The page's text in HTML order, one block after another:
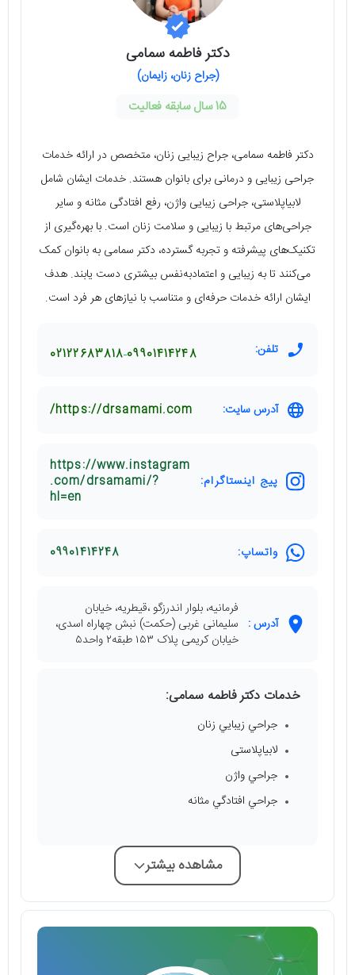
دکتر فاطمه سمامی
(جراح زنان، زایمان)
15 سال سابقه فعالیت
دکتر فاطمه سمامی، جراح زیبایی زنان، متخصص در ارائه خدمات
جراحی زیبایی و درمانی برای بانوان هستند. خدمات ایشان شامل
لابیاپلاستی، جراحی زیبایی واژن، رفع افتادگی مثانه و سایر
جراحی‌های مرتبط با زیبایی و سلامت زنان است. با بهره‌گیری از
تکنیک‌های پیشرفته و تجربه گسترده، دکتر سمامی به بانوان کمک
می‌کنند تا به زیبایی و اعتمادبه‌نفس بیشتری دست یابند. هدف
ایشان ارائه خدمات حرفه‌ای و متناسب با نیازهای هر فرد است.
تلفن: 09901414248
02122683818
آدرس سایت: https://drsamami.com/
پیج اینستاگرام:
https://www.instagram
.com/drsamami/?
hl=en
واتساپ: 09901414248
آدرس :
فرمانیه، بلوار اندرزگو ،قیطریه، خیابان
سلیمانی غربی (حکمت) نبش چهاراه اسدی،
خیابان کریمی پلاک ۱۵۳ طبقه۲ واحد۵
خدمات دکتر فاطمه سمامی:
جراحي زيبايي زنان
لابياپلاستى
جراحي واژن
جراحي افتادگي مثانه
مشاهده بیشتر